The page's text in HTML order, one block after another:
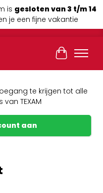
is gesloten van 3 t/m 14
je een fijne vakantie
te krijgen tot alle
TEXAM
aan